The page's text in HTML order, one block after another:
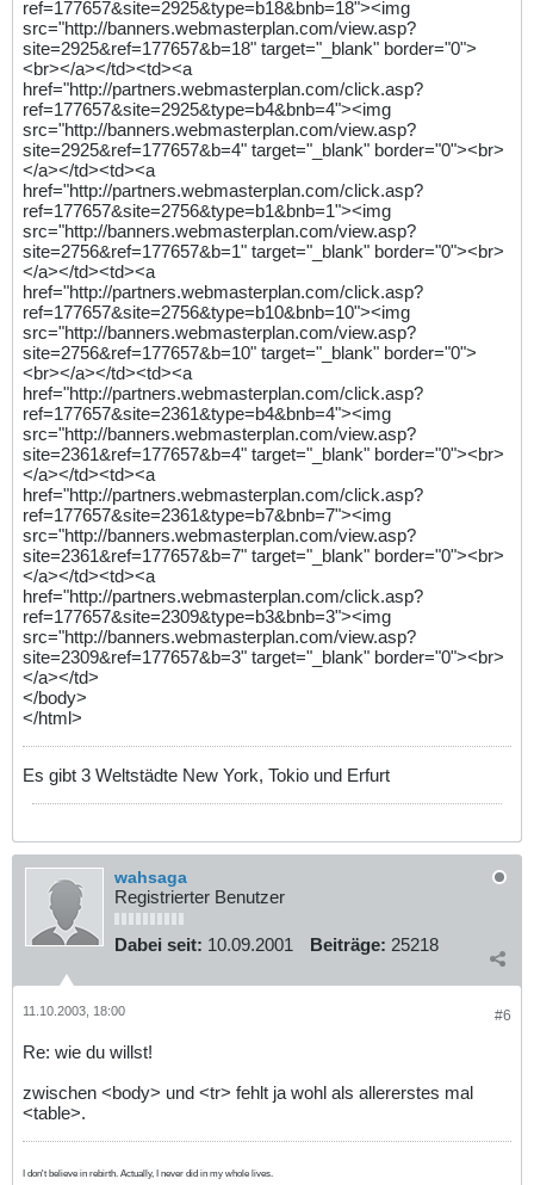
ref=177657&site=2925&type=b18&bnb=18"><img
src="http://banners.webmasterplan.com/view.asp?
site=2925&ref=177657&b=18" target="_blank" border="0">
<br></a></td><td><a
href="http://partners.webmasterplan.com/click.asp?
ref=177657&site=2925&type=b4&bnb=4"><img
src="http://banners.webmasterplan.com/view.asp?
site=2925&ref=177657&b=4" target="_blank" border="0"><br>
</a></td><td><a
href="http://partners.webmasterplan.com/click.asp?
ref=177657&site=2756&type=b1&bnb=1"><img
src="http://banners.webmasterplan.com/view.asp?
site=2756&ref=177657&b=1" target="_blank" border="0"><br>
</a></td><td><a
href="http://partners.webmasterplan.com/click.asp?
ref=177657&site=2756&type=b10&bnb=10"><img
src="http://banners.webmasterplan.com/view.asp?
site=2756&ref=177657&b=10" target="_blank" border="0">
<br></a></td><td><a
href="http://partners.webmasterplan.com/click.asp?
ref=177657&site=2361&type=b4&bnb=4"><img
src="http://banners.webmasterplan.com/view.asp?
site=2361&ref=177657&b=4" target="_blank" border="0"><br>
</a></td><td><a
href="http://partners.webmasterplan.com/click.asp?
ref=177657&site=2361&type=b7&bnb=7"><img
src="http://banners.webmasterplan.com/view.asp?
site=2361&ref=177657&b=7" target="_blank" border="0"><br>
</a></td><td><a
href="http://partners.webmasterplan.com/click.asp?
ref=177657&site=2309&type=b3&bnb=3"><img
src="http://banners.webmasterplan.com/view.asp?
site=2309&ref=177657&b=3" target="_blank" border="0"><br>
</a></td>
</body>
</html>
Es gibt 3 Weltstädte New York, Tokio und Erfurt
wahsaga
Registrierter Benutzer
Dabei seit: 10.09.2001 Beiträge: 25218
#6
11.10.2003, 18:00
Re: wie du willst!
zwischen <body> und <tr> fehlt ja wohl als allererstes mal
<table>.
I don't believe in rebirth. Actually, I never did in my whole lives.